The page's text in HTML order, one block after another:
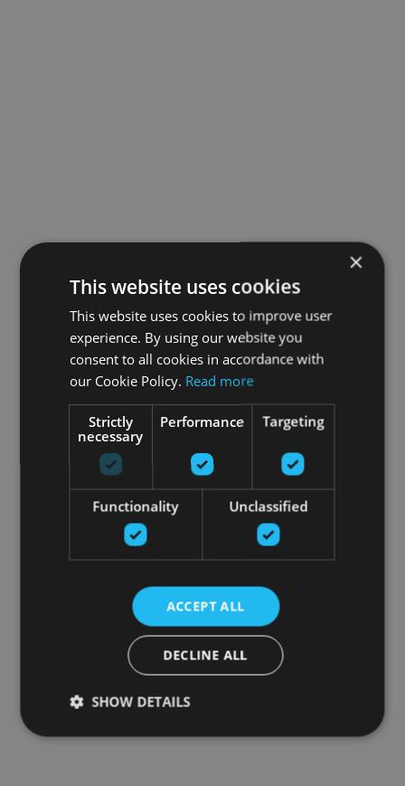
×
This website uses cookies
This website uses cookies to improve user
experience. By using our website you
consent to all cookies in accordance with
our Cookie Policy. Read more
Strictly
necessary
Performance Targeting
Functionality Unclassified
ACCEPT ALL
DECLINE ALL
SHOW DETAILS